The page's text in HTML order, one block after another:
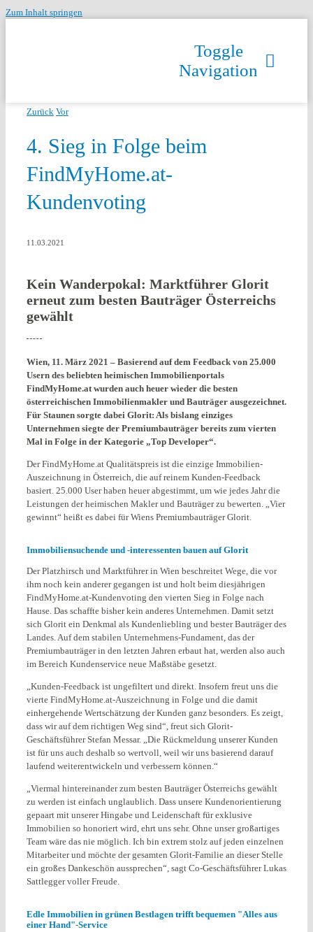
Zum Inhalt springen
Toggle
Navigation
Zurück Vor
4. Sieg in Folge beim
FindMyHome.at-
Kundenvoting
11.03.2021
Kein Wanderpokal: Marktführer Glorit
erneut zum besten Bauträger Österreichs
gewählt
Wien, 11. März 2021 – Basierend auf dem Feedback von 25.000
Usern des beliebten heimischen Immobilienportals
FindMyHome.at wurden auch heuer wieder die besten
österreichischen Immobilienmakler und Bauträger ausgezeichnet.
Für Staunen sorgte dabei Glorit: Als bislang einziges
Unternehmen siegte der Premiumbauträger bereits zum vierten
Mal in Folge in der Kategorie „Top Developer“.
Der FindMyHome.at Qualitätspreis ist die einzige Immobilien-
Auszeichnung in Österreich, die auf reinem Kunden-Feedback
basiert. 25.000 User haben heuer abgestimmt, um wie jedes Jahr die
Leistungen der heimischen Makler und Bauträger zu bewerten. „Vier
gewinnt“ heißt es dabei für Wiens Premiumbauträger Glorit.
Immobiliensuchende und -interessenten bauen auf Glorit
Der Platzhirsch und Marktführer in Wien beschreitet Wege, die vor
ihm noch kein anderer gegangen ist und holt beim diesjährigen
FindMyHome.at-Kundenvoting den vierten Sieg in Folge nach
Hause. Das schaffte bisher kein anderes Unternehmen. Damit setzt
sich Glorit ein Denkmal als Kundenliebling und bester Bauträger des
Landes. Auf dem stabilen Unternehmens-Fundament, das der
Premiumbauträger in den letzten Jahren erbaut hat, werden also auch
im Bereich Kundenservice neue Maßstäbe gesetzt.
„Kunden-Feedback ist ungefiltert und direkt. Insofern freut uns die
vierte FindMyHome.at-Auszeichnung in Folge und die damit
einhergehende Wertschätzung der Kunden ganz besonders. Es zeigt,
dass wir auf dem richtigen Weg sind“, freut sich Glorit-
Geschäftsführer Stefan Messar. „Die Rückmeldung unserer Kunden
ist für uns auch deshalb so wertvoll, weil wir uns basierend darauf
laufend weiterentwickeln und verbessern können.“
„Viermal hintereinander zum besten Bauträger Österreichs gewählt
zu werden ist einfach unglaublich. Dass unsere Kundenorientierung
gepaart mit unserer Hingabe und Leidenschaft für exklusive
Immobilien so honoriert wird, ehrt uns sehr. Ohne unser großartiges
Team wäre das nie möglich. Ich bin extrem stolz auf jeden einzelnen
Mitarbeiter und möchte der gesamten Glorit-Familie an dieser Stelle
ein großes Dankeschön aussprechen“, sagt Co-Geschäftsführer Lukas
Sattlegger voller Freude.
Edle Immobilien in grünen Bestlagen trifft bequemen "Alles aus
einer Hand"-Service